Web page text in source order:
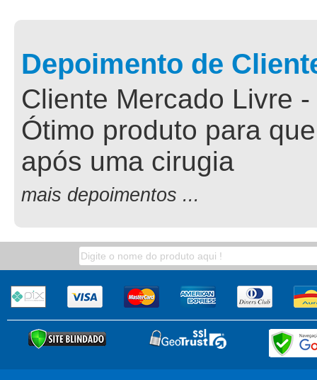
Depoimento de
Cliente Mercado Livre
Ótimo produto para
após uma cirugia
mais depoimentos ...